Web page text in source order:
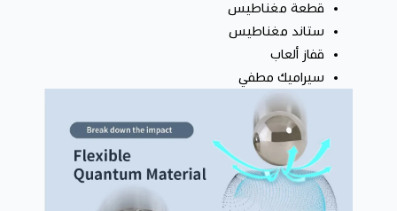
قطعة مغناطيس
ستاند مغناطيس
قفاز ألعاب
سيراميك مطفي